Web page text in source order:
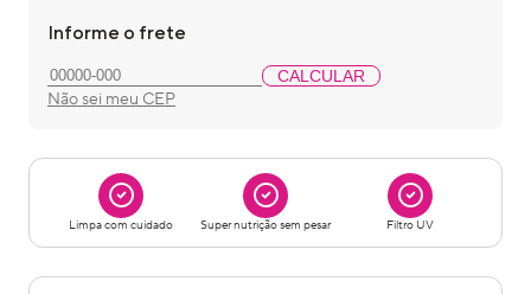
Informe o frete
CALCULAR
Não sei meu CEP
Limpa com cuidado Super nutrição sem pesar Filtro UV